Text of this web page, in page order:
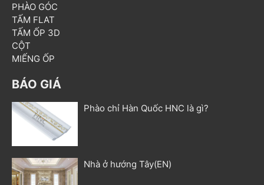
PHÀO GÓC
TẤM FLAT
TẤM ỐP 3D
CỘT
MIẾNG ỐP
BÁO GIÁ
Phào chỉ Hàn Quốc HNC là gì?
Nhà ở hướng Tây(EN)